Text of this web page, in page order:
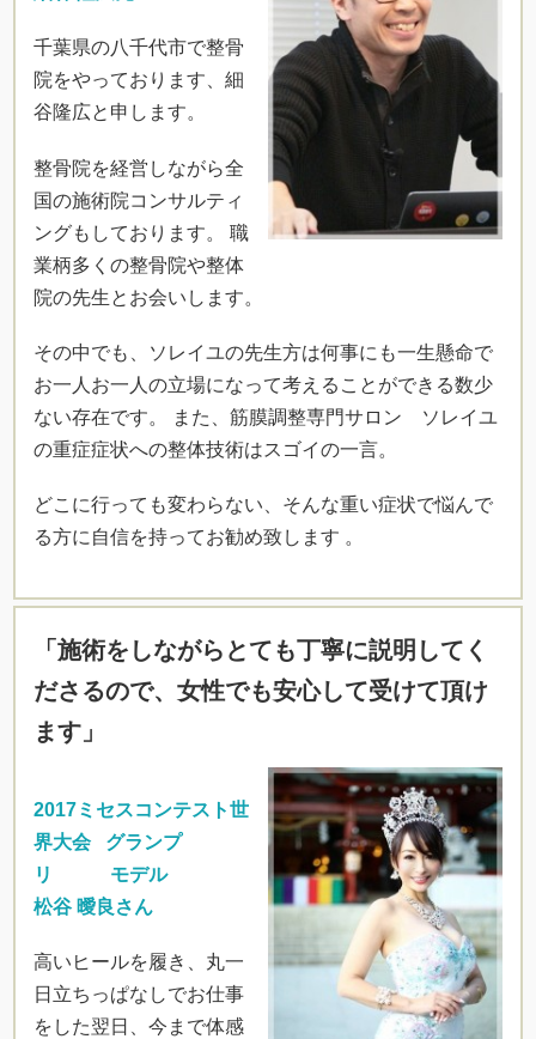
千葉県の八千代市で整骨
院をやっております、細
谷隆広と申します。
整骨院を経営しながら全
国の施術院コンサルティ
ングもしております。 職
業柄多くの整骨院や整体
院の先生とお会いします。
その中でも、ソレイユの先生方は何事にも一生懸命で
お一人お一人の立場になって考えることができる数少
ない存在です。 また、筋膜調整専門サロン ソレイユ
の重症症状への整体技術はスゴイの一言。
どこに行っても変わらない、そんな重い症状で悩んで
る方に自信を持ってお勧め致します 。
「施術をしながらとても丁寧に説明してく
ださるので、女性でも安心して受けて頂け
ます」
2017ミセスコンテスト世
界大会 グランプ
リ モデル
松谷 曖良さん
高いヒールを履き、丸一
日立ちっぱなしでお仕事
をした翌日、今まで体感